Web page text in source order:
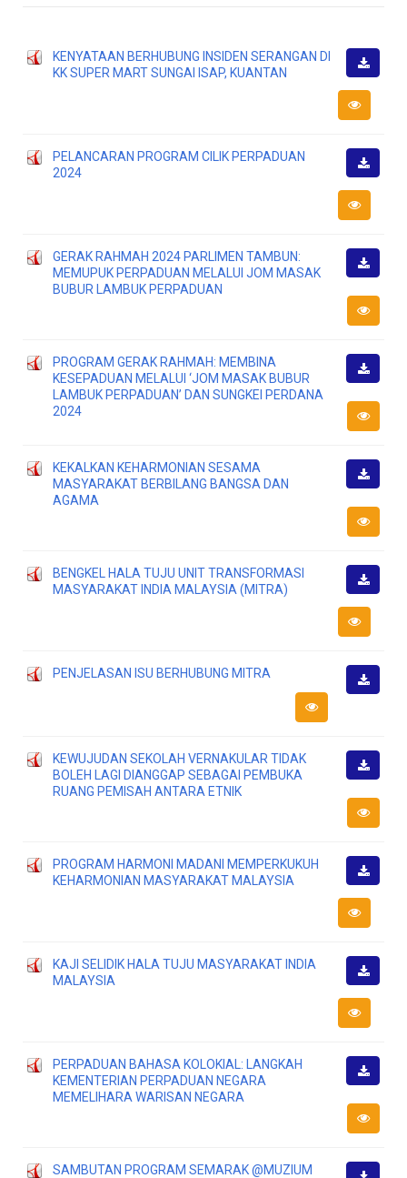
KENYATAAN BERHUBUNG INSIDEN SERANGAN DI
KK SUPER MART SUNGAI ISAP, KUANTAN
PELANCARAN PROGRAM CILIK PERPADUAN
2024
GERAK RAHMAH 2024 PARLIMEN TAMBUN:
MEMUPUK PERPADUAN MELALUI JOM MASAK
BUBUR LAMBUK PERPADUAN
PROGRAM GERAK RAHMAH: MEMBINA
KESEPADUAN MELALUI ‘JOM MASAK BUBUR
LAMBUK PERPADUAN’ DAN SUNGKEI PERDANA
2024
KEKALKAN KEHARMONIAN SESAMA
MASYARAKAT BERBILANG BANGSA DAN
AGAMA
BENGKEL HALA TUJU UNIT TRANSFORMASI
MASYARAKAT INDIA MALAYSIA (MITRA)
PENJELASAN ISU BERHUBUNG MITRA
KEWUJUDAN SEKOLAH VERNAKULAR TIDAK
BOLEH LAGI DIANGGAP SEBAGAI PEMBUKA
RUANG PEMISAH ANTARA ETNIK
PROGRAM HARMONI MADANI MEMPERKUKUH
KEHARMONIAN MASYARAKAT MALAYSIA
KAJI SELIDIK HALA TUJU MASYARAKAT INDIA
MALAYSIA
PERPADUAN BAHASA KOLOKIAL: LANGKAH
KEMENTERIAN PERPADUAN NEGARA
MEMELIHARA WARISAN NEGARA
SAMBUTAN PROGRAM SEMARAK @MUZIUM